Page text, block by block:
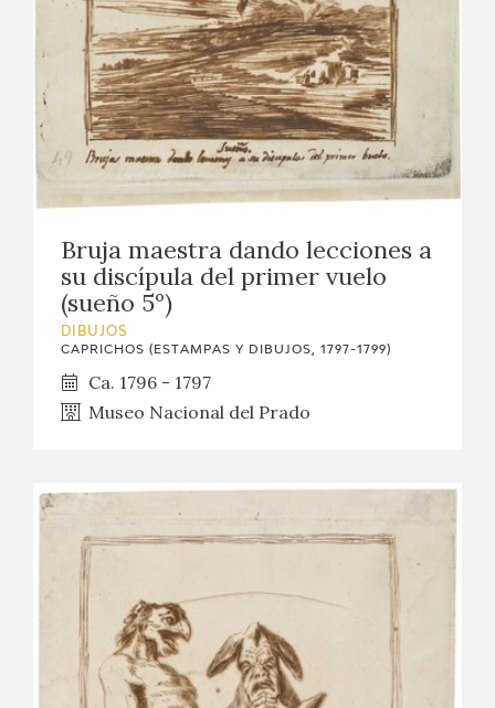
Bruja maestra dando lecciones a
su discípula del primer vuelo
(sueño 5º)
DIBUJOS
CAPRICHOS (ESTAMPAS Y DIBUJOS, 1797-1799)
Ca. 1796 - 1797
Museo Nacional del Prado